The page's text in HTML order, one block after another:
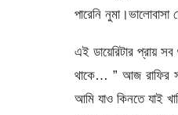
পারেনি
এই ডায়েরিটার প্রায়
থাকে… ” আজ রাফির
আমি যাও কিনতে যাই